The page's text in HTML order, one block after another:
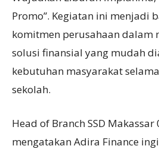
Promo”. Kegiatan ini menjadi
komitmen perusahaan dalam
solusi finansial yang mudah
kebutuhan masyarakat
sekolah.
Head of Branch SSD
mengatakan Adira Finance